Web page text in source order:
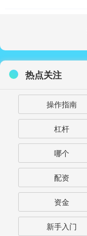
热点关注
操作指南
杠杆
哪个
配资
资金
新手入门